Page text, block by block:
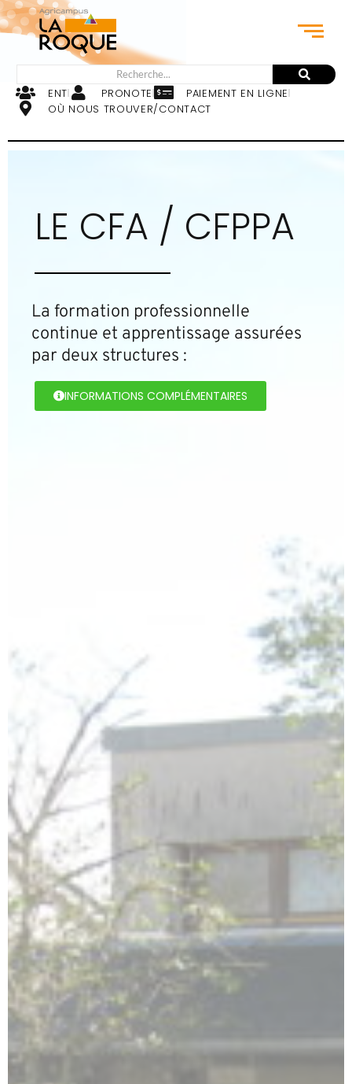
ENT PRONOTE
PAIEMENT EN LIGNE
OÙ NOUS TROUVER/CONTACT
LE CFA / CFPPA
La formation professionnelle
continue et apprentissage assurées
par deux structures :
INFORMATIONS COMPLÉMENTAIRES